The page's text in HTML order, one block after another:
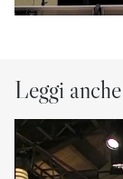
Leggi anche